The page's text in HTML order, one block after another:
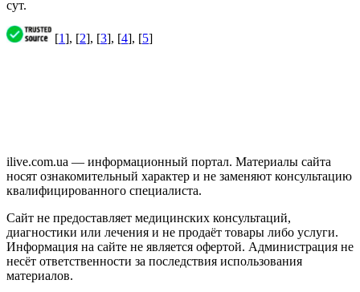
сут.
[1], [2], [3], [4], [5]
ilive.com.ua — информационный портал. Материалы сайта
носят ознакомительный характер и не заменяют консультацию
квалифицированного специалиста.
Сайт не предоставляет медицинских консультаций,
диагностики или лечения и не продаёт товары либо услуги.
Информация на сайте не является офертой. Администрация не
несёт ответственности за последствия использования
материалов.